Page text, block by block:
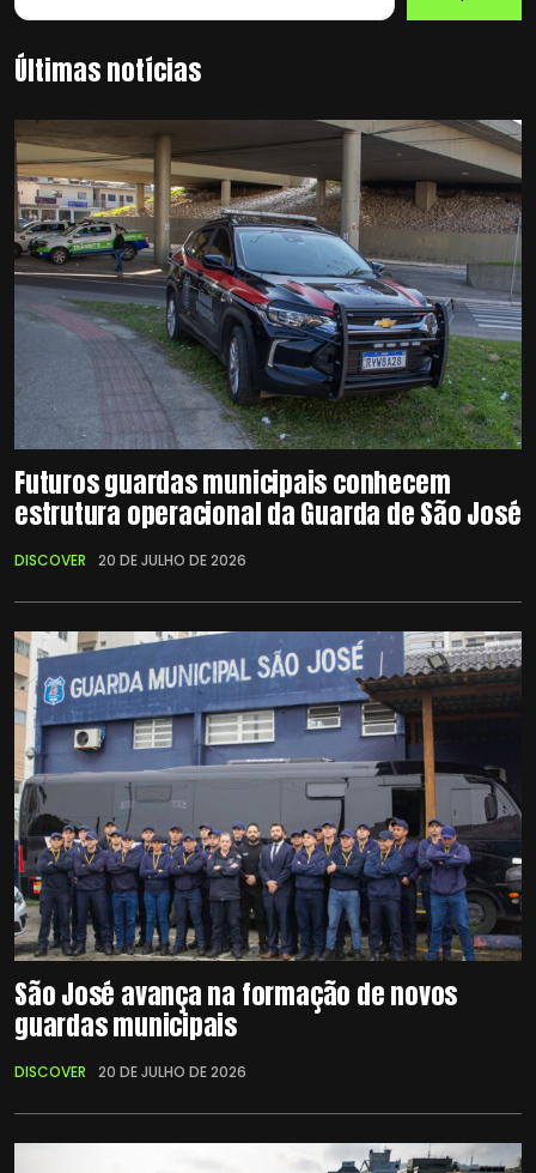
Últimas notícias
Futuros guardas municipais conhecem
estrutura operacional da Guarda de São José
DISCOVER 20 DE JULHO DE 2026
São José avança na formação de novos
guardas municipais
DISCOVER 20 DE JULHO DE 2026